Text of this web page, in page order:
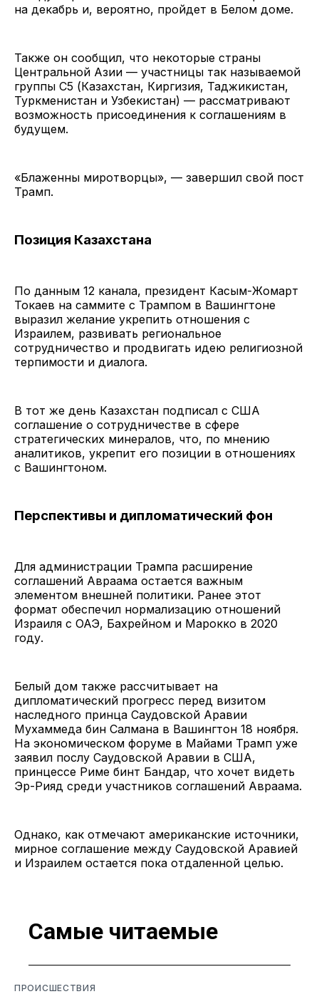
на декабрь и, вероятно, пройдет в Белом доме.
Также он сообщил, что некоторые страны
Центральной Азии — участницы так называемой
группы C5 (Казахстан, Киргизия, Таджикистан,
Туркменистан и Узбекистан) — рассматривают
возможность присоединения к соглашениям в
будущем.
«Блаженны миротворцы», — завершил свой пост
Трамп.
Позиция Казахстана
По данным 12 канала, президент Касым-Жомарт
Токаев на саммите с Трампом в Вашингтоне
выразил желание укрепить отношения с
Израилем, развивать региональное
сотрудничество и продвигать идею религиозной
терпимости и диалога.
В тот же день Казахстан подписал с США
соглашение о сотрудничестве в сфере
стратегических минералов, что, по мнению
аналитиков, укрепит его позиции в отношениях
с Вашингтоном.
Перспективы и дипломатический фон
Для администрации Трампа расширение
соглашений Авраама остается важным
элементом внешней политики. Ранее этот
формат обеспечил нормализацию отношений
Израиля с ОАЭ, Бахрейном и Марокко в 2020
году.
Белый дом также рассчитывает на
дипломатический прогресс перед визитом
наследного принца Саудовской Аравии
Мухаммеда бин Салмана в Вашингтон 18 ноября.
На экономическом форуме в Майами Трамп уже
заявил послу Саудовской Аравии в США,
принцессе Риме бинт Бандар, что хочет видеть
Эр-Рияд среди участников соглашений Авраама.
Однако, как отмечают американские источники,
мирное соглашение между Саудовской Аравией
и Израилем остается пока отдаленной целью.
Самые читаемые
ПРОИСШЕСТВИЯ